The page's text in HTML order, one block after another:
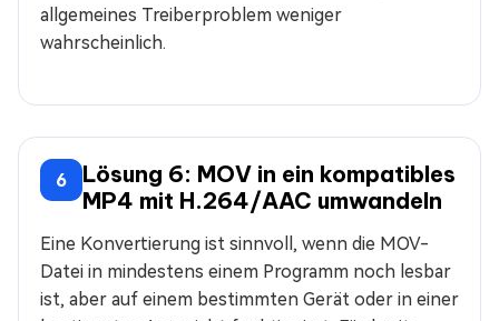
allgemeines Treiberproblem weniger
wahrscheinlich.
6
Lösung 6: MOV in ein kompatibles
MP4 mit H.264/AAC umwandeln
Eine Konvertierung ist sinnvoll, wenn die MOV-
Datei in mindestens einem Programm noch lesbar
ist, aber auf einem bestimmten Gerät oder in einer